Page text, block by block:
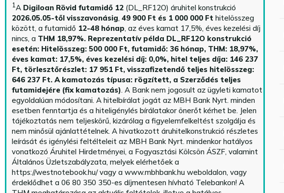
1A Digiloan Rövid futamidő 12(DL_RF12O) áruhitel konstrukció
2026.05.05-től visszavonásig, 49 900 Ft és 1 000 000 Ft hitelösszeg
között, a futamidő 12-48 hónap, az éves kamat 17,5%, éves kezelési díj
nincs, a THM 18,97%. Reprezentatív példa DL_RF12O konstrukció
esetén: Hitelösszeg: 500 000 Ft, futamidő: 36 hónap, THM: 18,97%,
éves kamat: 17,5%, éves kezelési díj: 0,0%, hitel teljes díja: 146 237
Ft, törlesztőrészlet: 17 951 Ft, visszafizetendő teljes hitelösszeg:
646 237 Ft. A kamatozás típusa: rögzített, a Szerződés teljes
futamidejére (fix kamatozás). A Bank nem jogosult az ügyleti kamatot
egyoldalúan módosítani. A hitelbírálat jogát az MBH Bank Nyrt. minden
esetben fenntartja és a hiteligénylés bírálatakor önerőt kérhet be. Jelen
tájékoztatás nem teljeskörű, kizárólag a figyelemfelkeltést szolgálja és
nem minősül ajánlattételnek. A hivatkozott áruhitelkonstrukció részletes
leírását és igénylési feltélteleit az MBH Bank Nyrt. mindenkor hatályos
vonatkozó Áruhitel Hirdetményei, a Fogyasztási Kölcsön ÁSZF, valamint
Általános Üzletszabályzata, melyek elérhetőek a
https://westnotebook.hu/vagy a www.mbhbank.hu weboldalon, vagy
érdeklődhet a 06 80 350 350-es díjmentesen hívható Telebankon! A